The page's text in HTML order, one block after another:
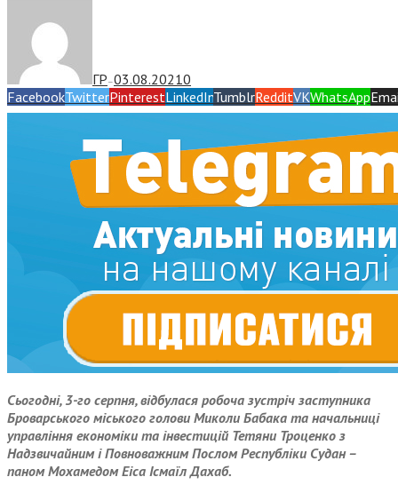
ГР —03.08.20210
FacebookTwitterPinterestLinkedInTumblrRedditVKWhatsApp
Сьогодні, 3-го серпня, відбулася робоча зустріч заступника
Броварського міського голови Миколи Бабака та начальниці
управління економіки та інвестицій Тетяни Троценко з
Надзвичайним і Повноважним Послом Республіки Судан –
паном Мохамедом Еіса Ісмаїл Дахаб.